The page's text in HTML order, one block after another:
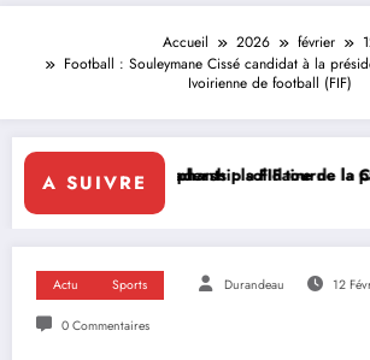
Accueil 2026 février
Football : Souleymane Cissé candidat à la
Ivoirienne de football (FIF)
A SUIVRE
leadership solidaire de la Côte d’Ivoire en
Éléphants : la FIF tourne la page Emerse Faé
Actu Sports Durandeau 12
0 Commentaires